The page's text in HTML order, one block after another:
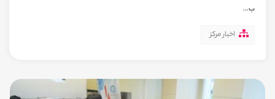
ب...
اخبار مرکز